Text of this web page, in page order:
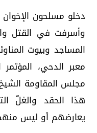
دخلو مسلحون
وأسرفت في القتل
المساجد وبيوت
معبر الدحي،
مجلس المقاومة
هذا الحقد والغلّ
يعارضهم أو ليس